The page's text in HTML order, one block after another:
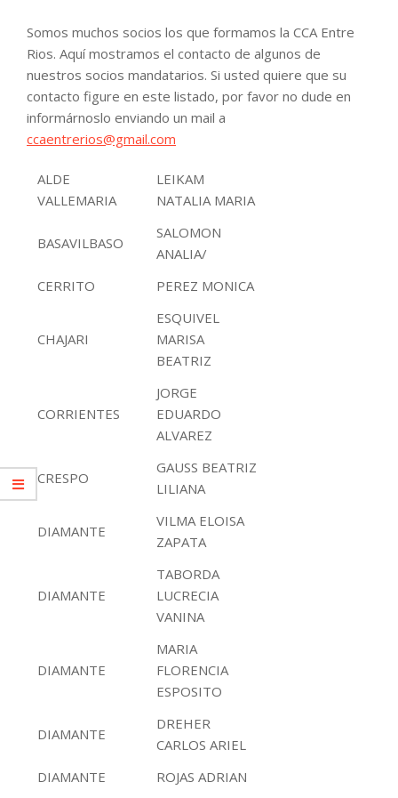
Somos muchos socios los que formamos la CCA Entre
Rios. Aquí mostramos el contacto de algunos de
nuestros socios mandatarios. Si usted quiere que su
contacto figure en este listado, por favor no dude en
informárnoslo enviando un mail a
ccaentrerios@gmail.com
ALDE
VALLEMARIA
LEIKAM
NATALIA MARIA
BASAVILBASO
SALOMON
ANALIA/
CERRITO
PEREZ MONICA
CHAJARI
ESQUIVEL
MARISA
BEATRIZ
CORRIENTES
JORGE
EDUARDO
ALVAREZ
CRESPO
GAUSS BEATRIZ
LILIANA
DIAMANTE
VILMA ELOISA
ZAPATA
DIAMANTE
TABORDA
LUCRECIA
VANINA
DIAMANTE
MARIA
FLORENCIA
ESPOSITO
DIAMANTE
DREHER
CARLOS ARIEL
DIAMANTE
ROJAS ADRIAN